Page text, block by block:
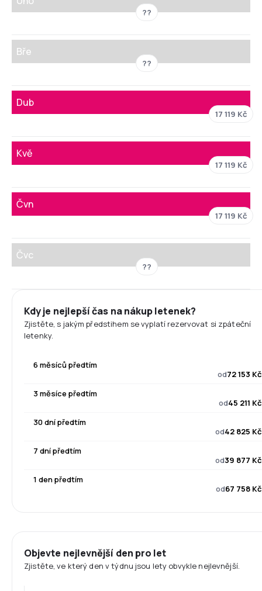
??
Bře
??
Dub
17 119 Kč
Kvě
17 119 Kč
Čvn
17 119 Kč
Čvc
??
Kdy je nejlepší čas na nákup letenek?
Zjistěte, s jakým předstihem se vyplatí rezervovat si zpáteční
letenky.
6 měsíců předtím
od72 153 Kč
3 měsíce předtím
od45 211 Kč
30 dní předtím
od42 825 Kč
7 dní předtím
od39 877 Kč
1 den předtím
od67 758 Kč
Objevte nejlevnější den pro let
Zjistěte, ve který den v týdnu jsou lety obvykle nejlevnější.